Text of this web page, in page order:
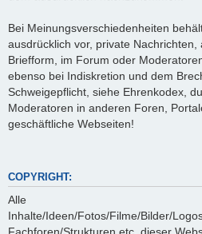
Bei Meinungsverschiedenheiten
ausdrücklich vor, private Nachrichten,
Briefform, im Forum oder
ebenso bei Indiskretion und dem
Schweigepflicht, siehe Ehrenkodex,
Moderatoren in anderen Foren,
geschäftliche Webseiten!
COPYRIGHT:
Alle
Inhalte/Ideen/Fotos/Filme/Bilder/